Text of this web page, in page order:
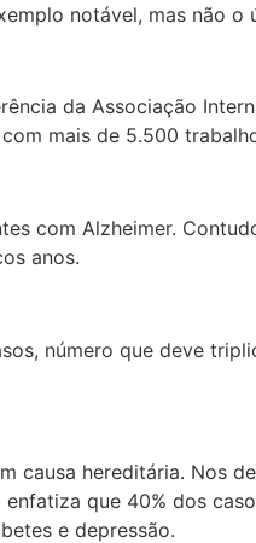
notável, mas não o
da Associação
mais de 5.500
com Alzheimer.
anos.
número que deve
causa hereditária. Nos
enfatiza que 40% dos
e depressão.